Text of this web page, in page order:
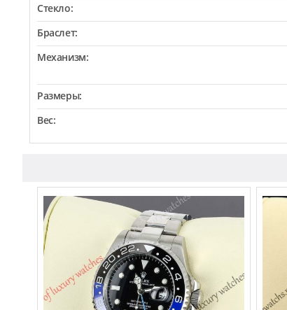
Стекло:
Браслет:
Механизм:
Размеры:
Вес: